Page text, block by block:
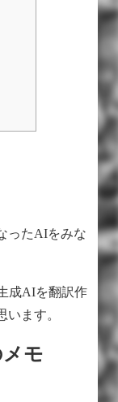
ったAIをみな
成AIを翻訳作
ます。
モ